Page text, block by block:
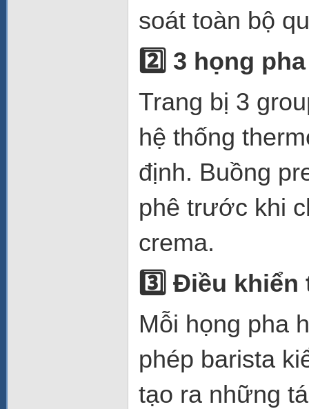
soát toàn bộ
2️ 3 họng
Trang bị 3
hệ thống
định. Buồng
phê trước khi
crema.
3️ Điều khiển
Mỗi họng pha
phép barista
tạo ra những